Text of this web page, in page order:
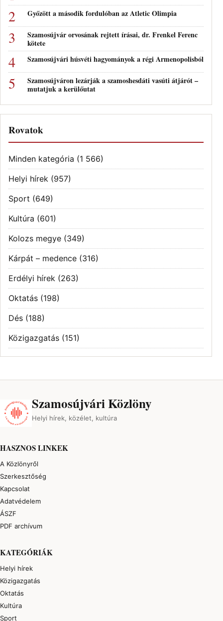
Győzött a második fordulóban az Atletic Olimpia
Szamosújvár orvosának rejtett írásai, dr. Frenkel Ferenc
kötete
Szamosújvári húsvéti hagyományok a régi Armenopolisból
Szamosújváron lezárják a szamoshesdáti vasúti átjárót –
mutatjuk a kerülőutat
Rovatok
Minden kategória (1 566)
Helyi hírek (957)
Sport (649)
Kultúra (601)
Kolozs megye (349)
Kárpát – medence (316)
Erdélyi hírek (263)
Oktatás (198)
Dés (188)
Közigazgatás (151)
Szamosújvári Közlöny
Helyi hírek, közélet, kultúra
HASZNOS LINKEK
A Közlönyről
Szerkesztőség
Kapcsolat
Adatvédelem
ÁSZF
PDF archívum
KATEGÓRIÁK
Helyi hírek
Közigazgatás
Oktatás
Kultúra
Sport